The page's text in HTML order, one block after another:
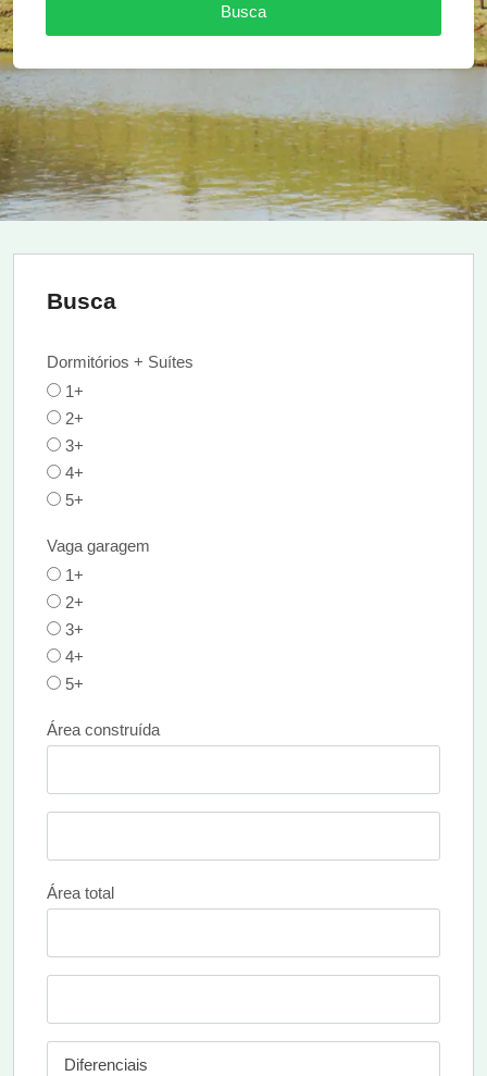
Busca
Busca
Dormitórios + Suítes
1+
2+
3+
4+
5+
Vaga garagem
1+
2+
3+
4+
5+
Área construída
Área total
Diferenciais